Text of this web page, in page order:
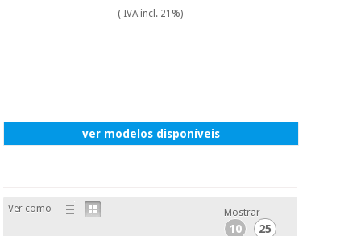
( IVA incl. 21%)
ver modelos disponíveis
Ver como Mostrar
10
25